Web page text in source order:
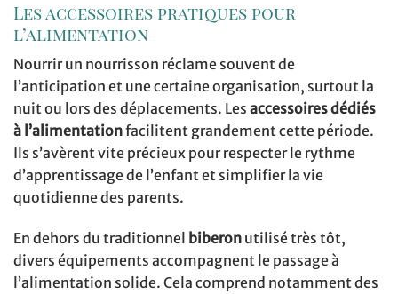
Les accessoires pratiques pour
l’alimentation
Nourrir un nourrisson réclame souvent de
l’anticipation et une certaine organisation, surtout la
nuit ou lors des déplacements. Les accessoires dédiés
à l’alimentationfacilitent grandement cette période.
Ils s’avèrent vite précieux pour respecter le rythme
d’apprentissage de l’enfant et simplifier la vie
quotidienne des parents.
En dehors du traditionnel biberon utilisé très tôt,
divers équipements accompagnent le passage à
l’alimentation solide. Cela comprend notamment des